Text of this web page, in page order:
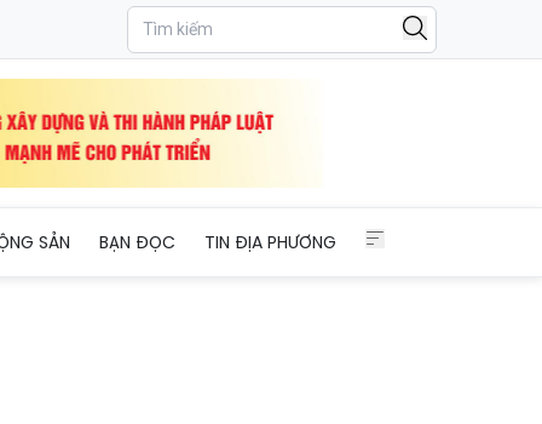
SẢN BẠN ĐỌC TIN ĐỊA PHƯƠNG